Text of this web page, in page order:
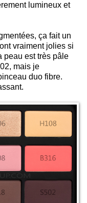
lumineux et
ça fait un
vraiment jolies si
peau est très pâle
mais je
duo fibre.